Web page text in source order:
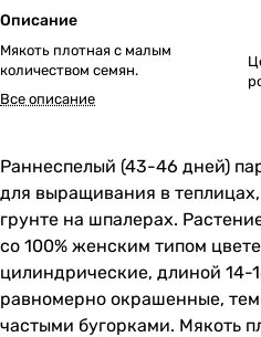
Описание
Мякоть плотная с малым
количеством семян.
Все описание
Раннеспелый (43-46 дней)
для выращивания в
грунте на шпалерах.
со 100% женским типом
цилиндрические, длиной 14-
равномерно окрашенные,
частыми бугорками. Мякоть